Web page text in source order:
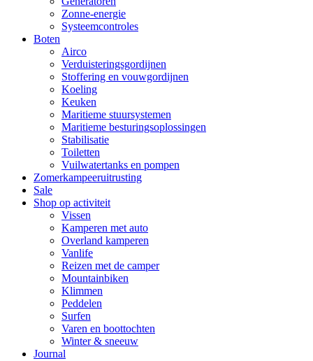
Zonne-energie
Systeemcontroles
Boten
Airco
Verduisteringsgordijnen
Stoffering en vouwgordijnen
Koeling
Keuken
Maritieme stuursystemen
Maritieme besturingsoplossingen
Stabilisatie
Toiletten
Vuilwatertanks en pompen
Zomerkampeeruitrusting
Sale
Shop op activiteit
Vissen
Kamperen met auto
Overland kamperen
Vanlife
Reizen met de camper
Mountainbiken
Klimmen
Peddelen
Surfen
Varen en boottochten
Winter & sneeuw
Journal